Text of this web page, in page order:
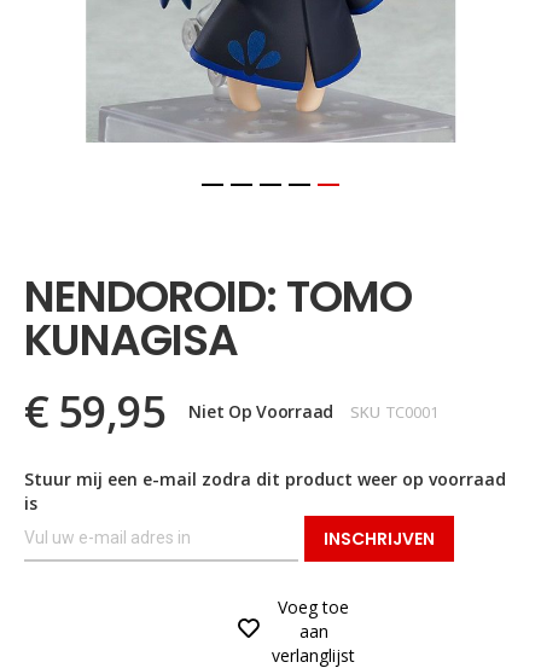
begin
van
de
afbeeldingen-
NENDOROID: TOMO
KUNAGISA
€ 59,95 Niet Op Voorraad SKU TC0001
Stuur mij een e-mail zodra dit product weer op voorraad
is
INSCHRIJVEN
Voeg toe
aan
verlanglijst